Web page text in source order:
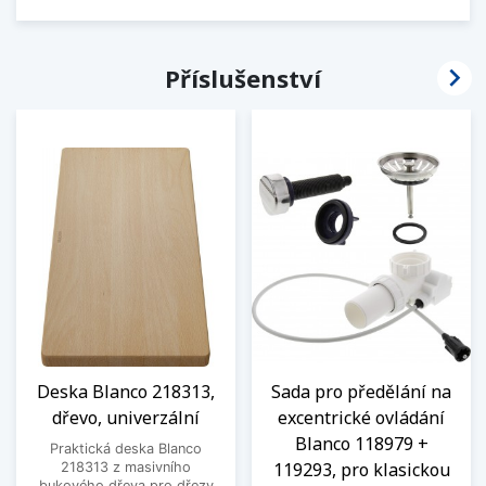
Příslušenství
Deska Blanco 218313,
dřevo, univerzální
Praktická deska Blanco
218313 z masivního
Sada pro předělání na
excentrické ovládání
Blanco 118979 +
119293, pro klasickou
